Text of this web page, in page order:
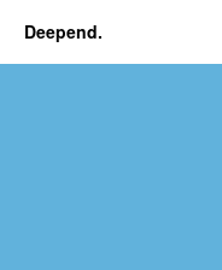
Deepend.